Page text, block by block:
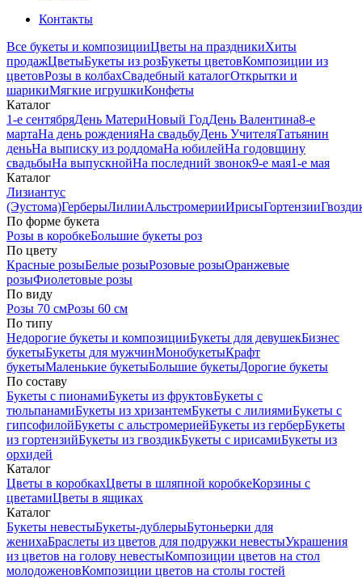
Контакты
Все букеты и композицииЦветы на праздникиХиты
продажЦветыБукеты из розБукеты цветовКомпозиции из
цветовРозы в колбахСвадебный каталогОткрытки и
шарикиМягкие игрушкиКонфеты
Каталог
1-е сентябряДень МатериНовый ГодДень Валентина8-е
мартаНа день рожденияНа свадьбуДень УчителяТатьянин
деньНа выписку из роддомаНа юбилейНа годовщину
свадьбыНа выпускнойНа последний звонок9-е мая1-е мая
Каталог
Лизиантус
(Эустома)ГерберыЛилииАльстромерииИрисыГортензии
По форме букета
Розы в коробкеБольшие букеты роз
По цвету
Красные розыБелые розыРозовые розыОранжевые
розыФиолетовые розы
По виду
Розы 70 смРозы 60 см
По типу
Недорогие букеты и композицииБукеты для девушекБизнес
букетыБукеты для мужчинМонобукетыКрафт
букетыМаленькие букетыБольшие букетыДорогие букеты
По составу
Букеты с пионамиБукеты из фруктовБукеты с
тюльпанамиБукеты из хризантемБукеты с лилиямиБукеты с
гипсофилойБукеты с альстромериейБукеты из герберБукеты
из гортензийБукеты из гвоздикБукеты с ирисамиБукеты из
орхидей
Каталог
Цветы в коробкахЦветы в шляпной коробкеКорзины с
цветамиЦветы в ящиках
Каталог
Букеты невестыБукеты-дублерыБутоньерки для
женихаБраслеты из цветов для подружки невестыУкрашения
из цветов на голову невестыКомпозиции цветов на стол
молодоженовКомпозиции цветов на столы гостей